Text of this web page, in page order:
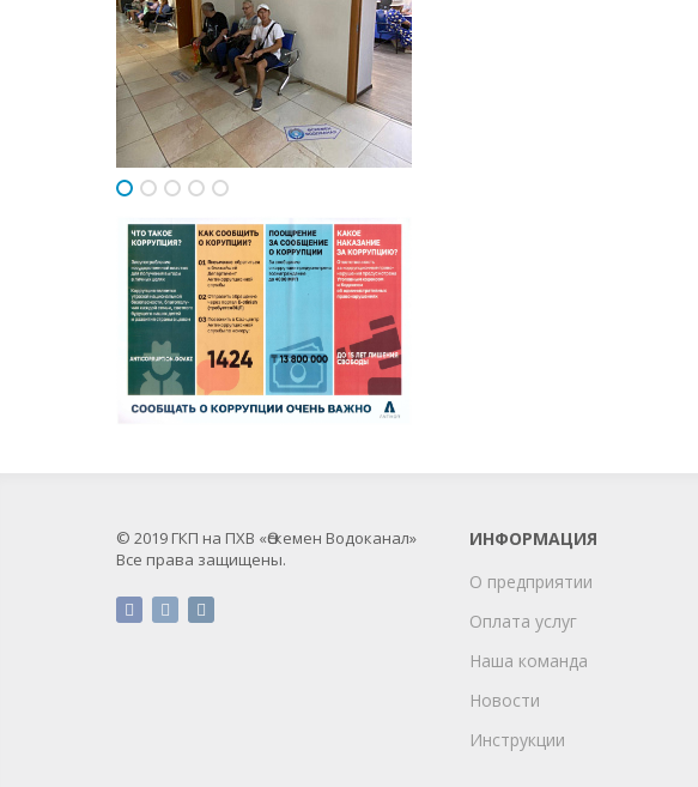
ИНФОРМАЦИЯ
О предприятии
Оплата услуг
Наша команда
Новости
Инструкции
© 2019 ГКП на ПХВ «Өскемен Водоканал»
Все права защищены.